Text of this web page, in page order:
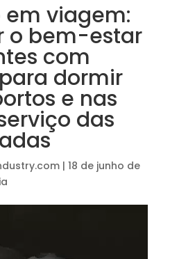
em viagem:
o bem-estar
com
dormir
e nas
das
| 18 de junho de